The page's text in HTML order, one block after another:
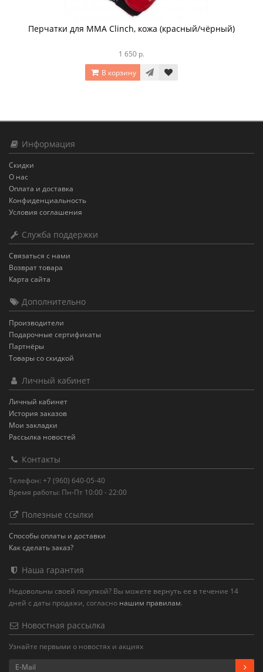
Перчатки для MMA Clinch, кожа (красный/чёрный)
1 650 р.
В корзину
Информация
Скидки
О нас
Оплата и доставка
Конфиденциальность
Условия соглашения
Служба поддержки
Связаться с нами
Возврат товара
Карта сайта
Дополнительно
Производители
Подарочные сертификаты
Партнёры
Товары со скидкой
Личный кабинет
Личный кабинет
История заказов
Мои закладки
Рассылка новостей
Контакты
Телефон: +7 (960) 640-05-40
Время работы: Пн-Пт 10:00 - 22:00
Полезные ссылки
Способы оплаты и доставки
Как сделать заказ?
Наша гарантия
Недовольны своей покупкой? Вы можете вернуть ее в течение 14
дней с даты продажи, согласно нашим правилам.
Новостная рассылка
Узнайте первыми о новостях и акциях